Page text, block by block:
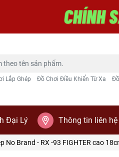
Lắp Ghép Đồ Chơi Điều Khiển Từ Xa
Đại Lý Thông tin liên hệ
No Brand - RX -93 FIGHTER cao